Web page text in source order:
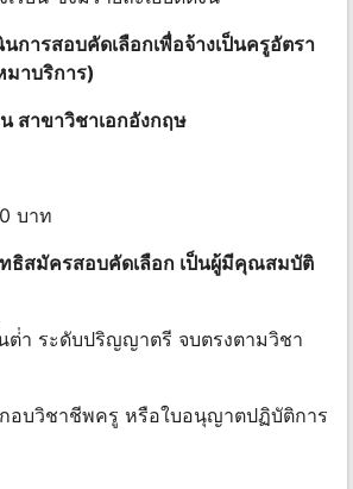
การสอบคัดเลือกเพื่อจ้างเป็นครูอัตรา
มาบริการ)
สาขาวิชาเอกอังกฤษ
บาท
สมัครสอบคัดเลือก เป็นผู้มีคุณสมบัติ
ต่ํา ระดับปริญญาตรี จบตรงตามวิชา
อบวิชาชีพครู หรือใบอนุญาตปฏิบัติการ